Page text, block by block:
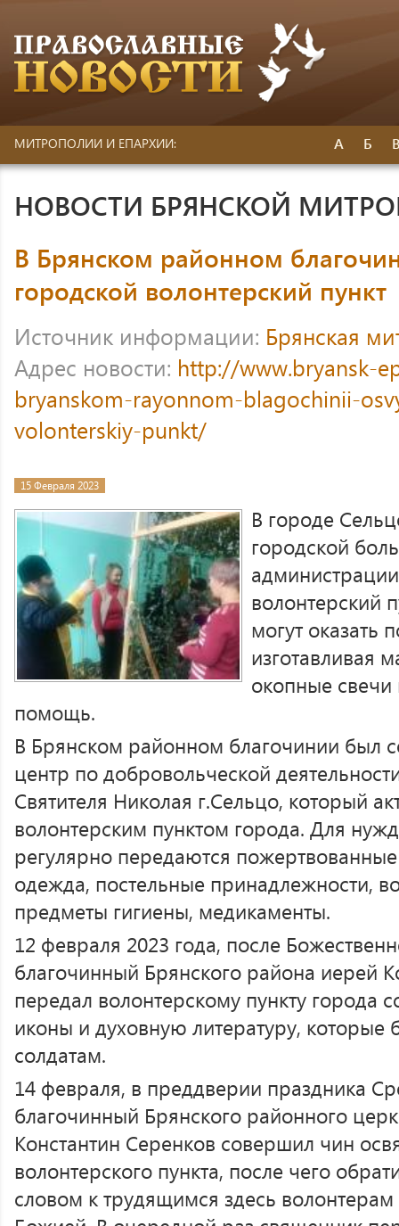
МИТРОПОЛИИ И ЕПАРХИИ: А Б
НОВОСТИ БРЯНСКОЙ
В Брянском районном
городской волонтерский пункт
Источник информации: Брянская
Адрес новости: http://www.bryansk-
bryanskom-rayonnom-blagochinii-
volonterskiy-punkt/
15 Февраля 2023
В городе
городской
волонтерский
могут оказать
изготавливая
окопные
помощь.
В Брянском районном благочинии был
центр по добровольческой
Святителя Николая г.Сельцо, который
волонтерским пунктом города. Для
регулярно передаются
одежда, постельные принадлежности,
предметы гигиены, медикаменты.
12 февраля 2023 года, после
благочинный Брянского района иерей
передал волонтерскому пункту города
иконы и духовную литературу, которые
солдатам.
14 февраля, в преддверии праздника
благочинный Брянского районного
Константин Серенков совершил чин
волонтерского пункта, после чего
словом к трудящимся здесь